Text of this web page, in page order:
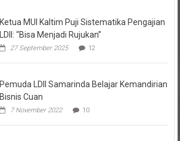
Ketua MUI Kaltim Puji Sistematika Pengajian
LDII: “Bisa Menjadi Rujukan”
27 September 2025 12
Pemuda LDII Samarinda Belajar Kemandirian
Bisnis Cuan
7 November 2022 10